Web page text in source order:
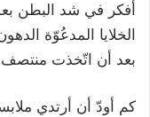
أفكر في شد البطن
الخلايا المدعُوّة
بعد أن اتّخذت
كم أودّ أن أرتدي